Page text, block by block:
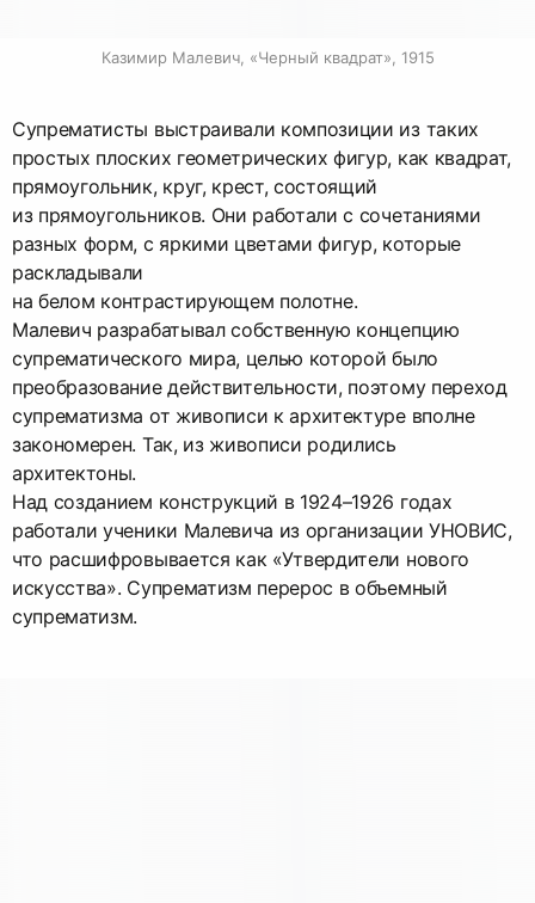
Казимир Малевич, «Черный квадрат», 1915
Супрематисты выстраивали композиции из таких
простых плоских геометрических фигур, как квадрат,
прямоугольник, круг, крест, состоящий
из прямоугольников. Они работали с сочетаниями
разных форм, с яркими цветами фигур, которые
раскладывали
на белом контрастирующем полотне.
Малевич разрабатывал собственную концепцию
супрематического мира, целью которой было
преобразование действительности, поэтому переход
супрематизма от живописи к архитектуре вполне
закономерен. Так, из живописи родились
архитектоны.
Над созданием конструкций в 1924–1926 годах
работали ученики Малевича из организации УНОВИС,
что расшифровывается как «Утвердители нового
искусства». Супрематизм перерос в объемный
супрематизм.